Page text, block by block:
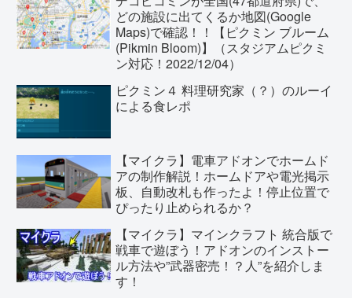
どの施設に出てくるか地図(Google
Maps)で確認！！【ピクミン ブルーム
(Pikmin Bloom)】（スタジアムピクミ
ン対応！2022/12/04）
ピクミン４ 料理研究家（？）のルーイ
による食レポ
【マイクラ】電車アドオンでホームド
アの制作解説！ホームドアや電光掲示
板、自動改札も作ったよ！停止位置で
ぴったり止められるか？
【マイクラ】マインクラフト 統合版で
戦車で遊ぼう！アドオンのインストー
ル方法や”武器密売！？人”を紹介しま
す！